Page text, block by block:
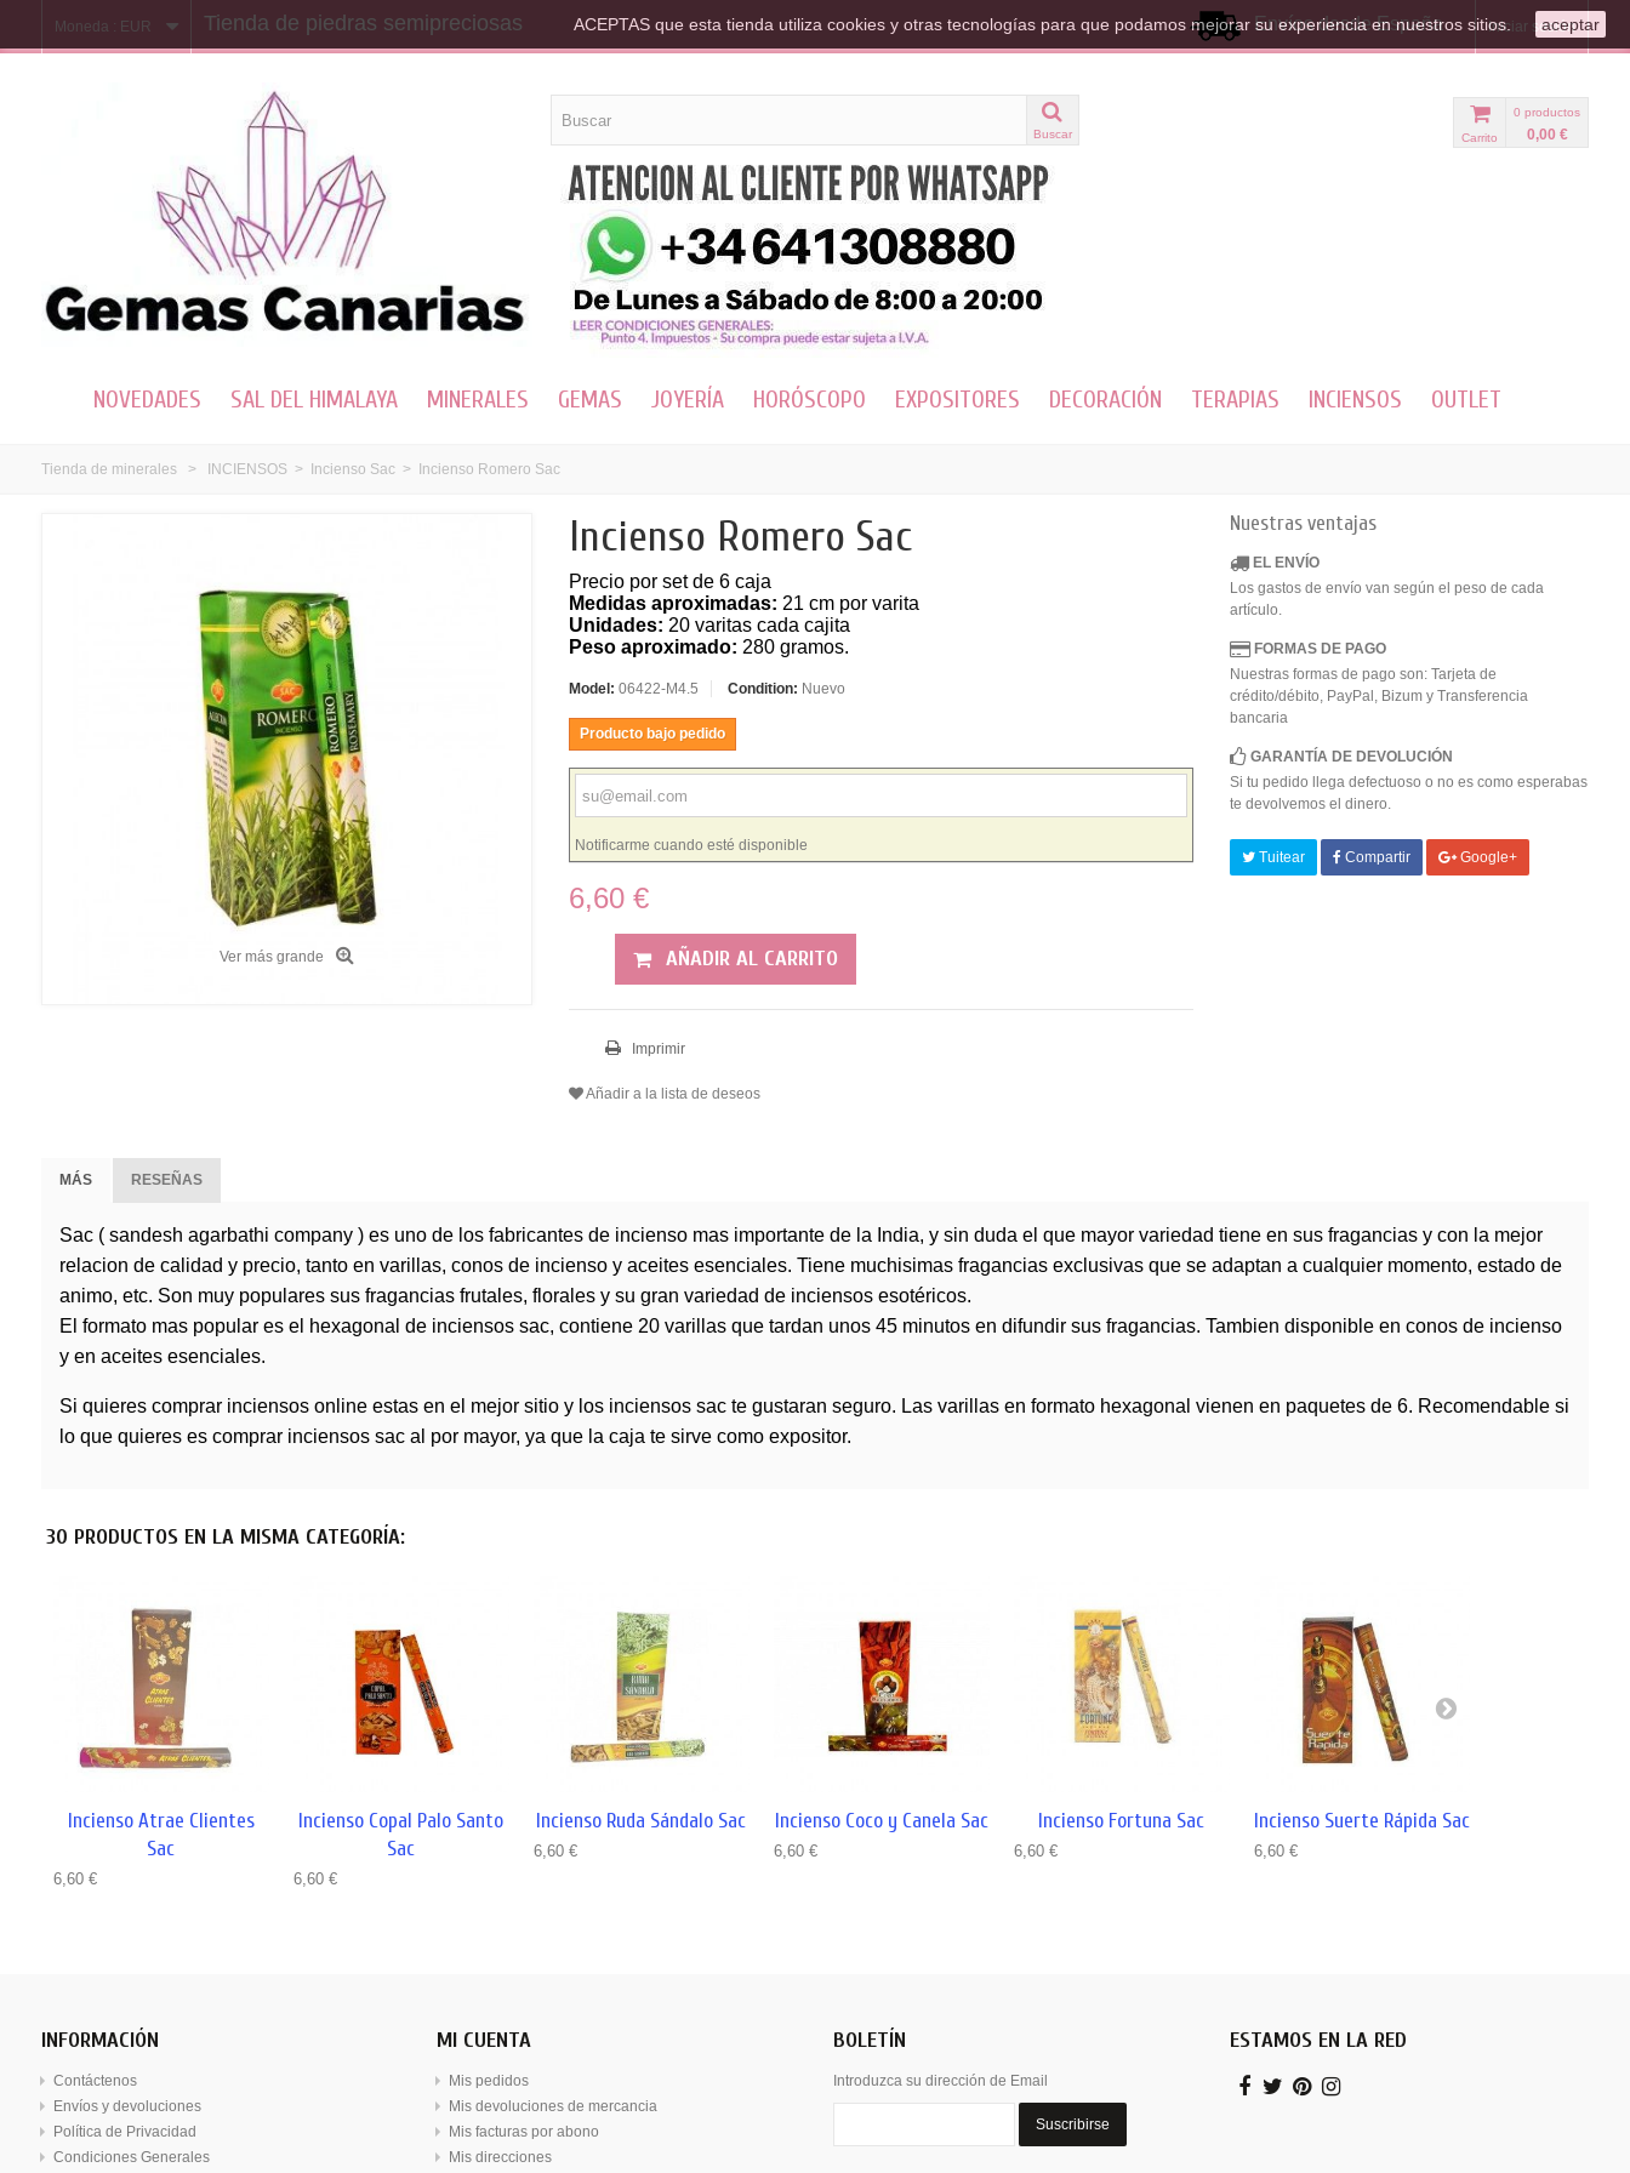
ACEPTAS que esta tienda utiliza cookies y otras tecnologías para que podamos mejorar su experiencia en nuestros sitios. aceptar
Moneda : EUR Iniciar sesión
Tienda de piedras semipreciosas Envíos desde España
Buscar
0 productos
0,00 €
Carrito
NOVEDADES SAL DEL HIMALAYA MINERALES GEMAS JOYERÍA HORÓSCOPO EXPOSITORES DECORACIÓN TERAPIAS INCIENSOS OUTLET
Tienda de minerales > INCIENSOS > Incienso Sac > Incienso Romero Sac
Ver más grande
Incienso Romero Sac
Precio por set de 6 caja
Medidas aproximadas: 21 cm por varita
Unidades: 20 varitas cada cajita
Peso aproximado: 280 gramos.
Model: 06422-M4.5 Condition: Nuevo
Producto bajo pedido
Notificarme cuando esté disponible
6,60 €
AÑADIR AL CARRITO
Imprimir
Añadir a la lista de deseos
Nuestras ventajas
EL ENVÍO
Los gastos de envío van según el peso de cada
artículo.
FORMAS DE PAGO
Nuestras formas de pago son: Tarjeta de
crédito/débito, PayPal, Bizum y Transferencia
bancaria
GARANTÍA DE DEVOLUCIÓN
Si tu pedido llega defectuoso o no es como esperabas
te devolvemos el dinero.
Tuitear Compartir Google+
MÁS RESEÑAS
Sac ( sandesh agarbathi company ) es uno de los fabricantes de inciensomas importante de la India, y sin duda el que mayor variedad tiene en sus fragancias y con la mejor
relacion de calidad y precio, tanto en varillas, conos de incienso y aceites esenciales. Tiene muchisimas fragancias exclusivas que se adaptan a cualquier momento, estado de
animo, etc. Son muy populares sus fragancias frutales, florales y su gran variedad de inciensosesotéricos.
El formato mas popular es el hexagonal de inciensos sac, contiene 20 varillas que tardan unos 45 minutos en difundir sus fragancias. Tambien disponible en conos de incienso
y en aceites esenciales.
Si quieres comprar inciensos online estas en el mejor sitio y los inciensos sac te gustaran seguro. Las varillas en formato hexagonal vienen en paquetes de 6. Recomendable si
lo que quieres es comprar inciensos sac al por mayor, ya que la caja te sirve como expositor.
30 PRODUCTOS EN LA MISMA CATEGORÍA:
Incienso Atrae Clientes
Sac
6,60 €
Incienso Copal Palo Santo
Sac
6,60 €
Incienso Ruda Sándalo Sac
6,60 €
Incienso Coco y Canela Sac
6,60 €
Incienso Fortuna Sac
6,60 €
Incienso Suerte Rápida Sac
6,60 €
INFORMACIÓN
Contáctenos
Envíos y devoluciones
Política de Privacidad
Condiciones Generales
MI CUENTA
Mis pedidos
Mis devoluciones de mercancia
Mis facturas por abono
Mis direcciones
BOLETÍN
Introduzca su dirección de Email
Suscribirse
ESTAMOS EN LA RED